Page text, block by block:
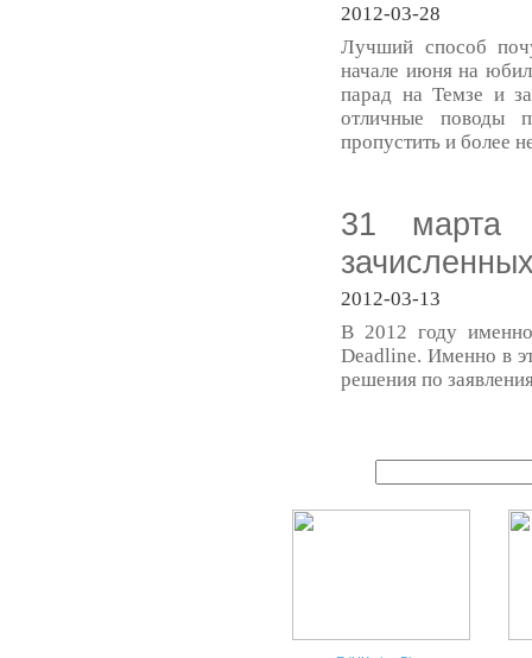
2012-03-28
Лучший способ
начале июня на
парад на Темзе и
отличные поводы
пропустить и более
31 марта
2012-03-13
В 2012 году
Deadline. Именно в
решения по